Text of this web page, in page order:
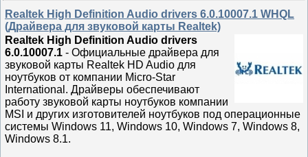
Realtek High Definition Audio drivers 6.0.10007.1 WHQL
(Драйвера для звуковой карты Realtek)
Realtek High Definition Audio drivers
6.0.10007.1 - Официальные драйвера для
звуковой карты Realtek HD Audio для
ноутбуков от компании Micro-Star
International. Драйверы обеспечивают
работу звуковой карты ноутбуков компании
MSI и других изготовителей ноутбуков под операционные
системы Windows 11, Windows 10, Windows 7, Windows 8,
Windows 8.1.